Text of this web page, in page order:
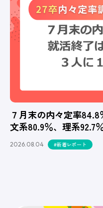
７月末の内々定率84.8
文系80.9％、理系92.7％
2026.08.04 #新着レポート